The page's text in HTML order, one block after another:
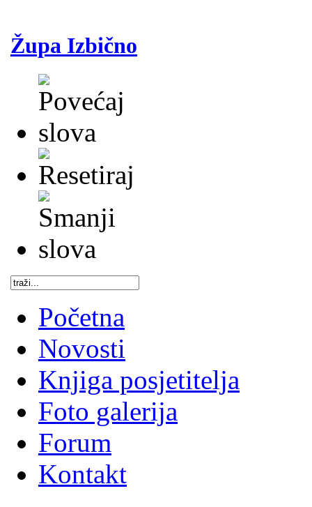
Župa Izbično
Početna
Novosti
Knjiga posjetitelja
Foto galerija
Forum
Kontakt